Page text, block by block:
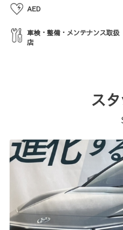
AED
車検・整備・メンテナンス取扱
店
ス